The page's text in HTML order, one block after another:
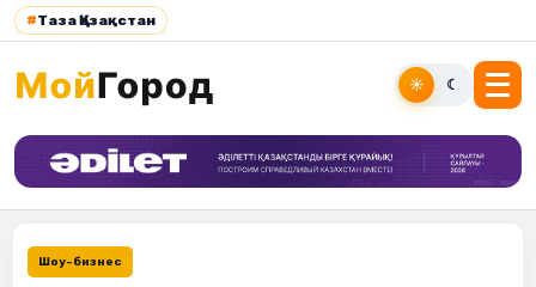
#Таза Қазақстан
☀ ☾
Шоу-бизнес